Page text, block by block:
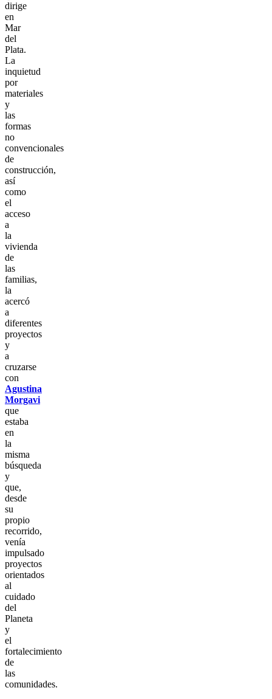
dirige
en
Mar
del
Plata.
La
inquietud
por
materiales
y
las
formas
no
convencionales
de
construcción,
así
como
el
acceso
a
la
vivienda
de
las
familias,
la
acercó
a
diferentes
proyectos
y
a
cruzarse
con
Agustina
Morgavi
que
estaba
en
la
misma
búsqueda
y
que,
desde
su
propio
recorrido,
venía
impulsado
proyectos
orientados
al
cuidado
del
Planeta
y
el
fortalecimiento
de
las
comunidades.